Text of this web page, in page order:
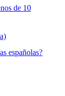
de 10
españolas?